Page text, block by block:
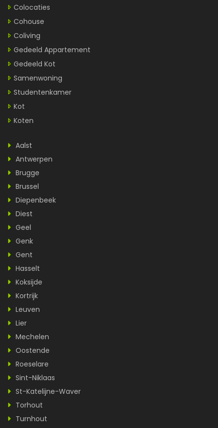
Colocaties
Cohouse
Coliving
Gedeeld Appartement
Gedeeld Kot
Samenwoning
Studentenkamer
Kot
Koten
Aalst
Antwerpen
Brugge
Brussel
Diepenbeek
Diest
Geel
Genk
Gent
Hasselt
Koksijde
Kortrijk
Leuven
Lier
Mechelen
Oostende
Roeselare
Sint-Niklaas
St-Katelijne-Waver
Torhout
Turnhout